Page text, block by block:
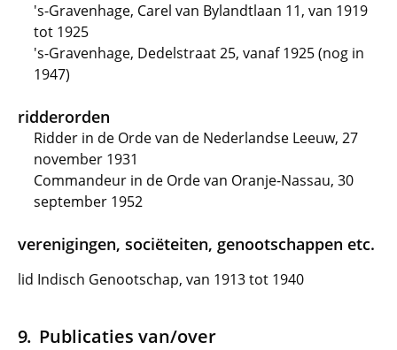
's-Gravenhage, Carel van Bylandtlaan 11, van 1919
tot 1925
's-Gravenhage, Dedelstraat 25, vanaf 1925 (nog in
1947)
ridderorden
Ridder in de Orde van de Nederlandse Leeuw, 27
november 1931
Commandeur in de Orde van Oranje-Nassau, 30
september 1952
verenigingen, sociëteiten, genootschappen etc.
lid Indisch Genootschap, van 1913 tot 1940
Publicaties van/over